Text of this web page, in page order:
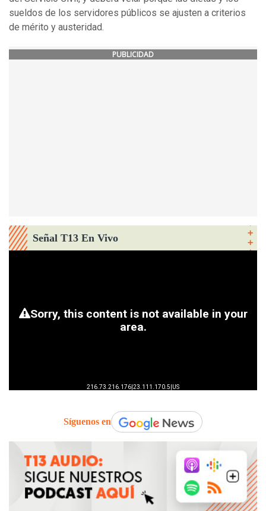
sueldos de los servidores públicos se ajusten a criterios
de mérito y austeridad.
PUBLICIDAD
Señal T13 En Vivo
Síguenos en